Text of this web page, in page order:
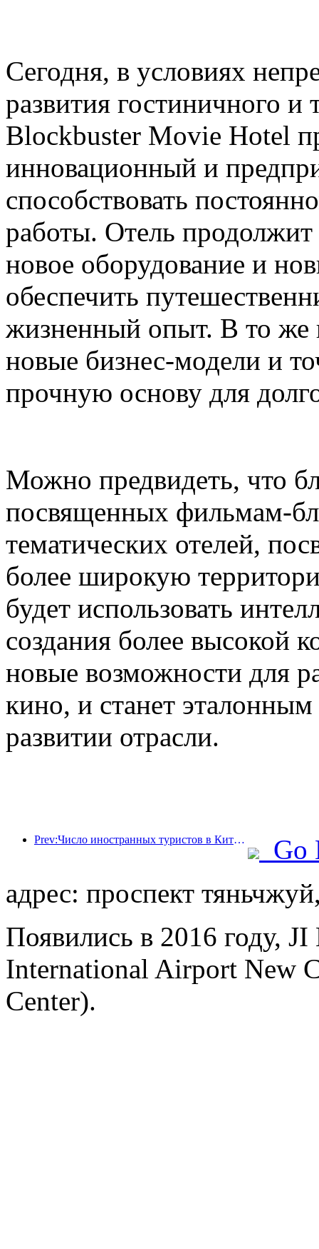
Сегодня, в условиях
развития гостиничного и
Blockbuster Movie Hotel
инновационный и
способствовать
работы. Отель продолжит
новое оборудование и
обеспечить
жизненный опыт. В то же
новые бизнес-модели и
прочную основу для
Можно предвидеть, что
посвященных фильмам-
тематических отелей,
более широкую
будет использовать
создания более высокой
новые возможности для
кино, и станет
развитии отрасли.
Prev:Число иностранных туристов в Китае выросло на 40% в первом квартале
Go
адрес: проспект
Появились в 2016 году,
International Airport New
Center).